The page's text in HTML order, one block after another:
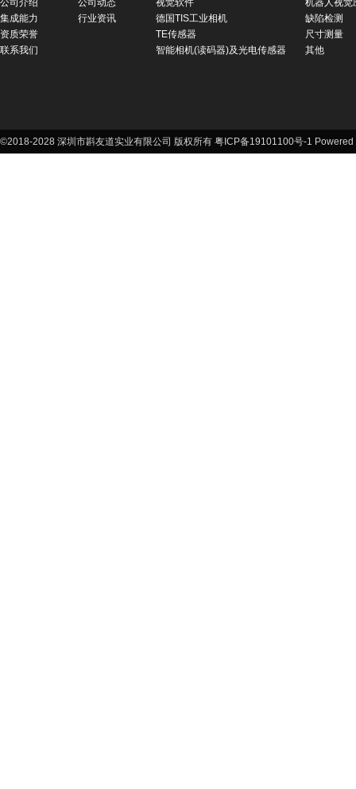
公司介绍
集成能力
资质荣誉
联系我们
公司动态
行业资讯
视觉软件
德国TIS工业相机
TE传感器
智能相机(读码器)及光电传感器
机器人视觉
缺陷检测
尺寸测量
其他
©2018-2028 深圳市斟友道实业有限公司 版权所有 粤ICP备19101100号-1